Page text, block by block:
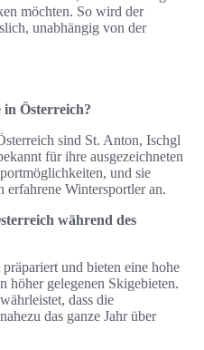
möchten. So wird der
unabhängig von der
in Österreich?
sind St. Anton, Ischgl
für ihre ausgezeichneten
und sie
erfahrene Wintersportler an.
während des
und bieten eine hohe
höher gelegenen Skigebieten.
dass die
das ganze Jahr über